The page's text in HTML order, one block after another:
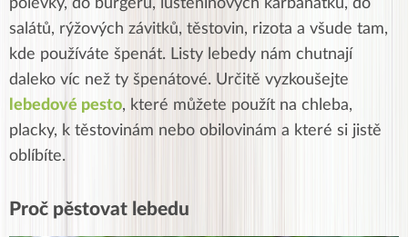
polévky, do burgerů, luštěninových karbanátků, do
salátů, rýžových závitků, těstovin, rizota a všude tam,
kde používáte špenát. Listy lebedy nám chutnají
daleko víc než ty špenátové. Určitě vyzkoušejte
lebedové pesto, které můžete použít na chleba,
placky, k těstovinám nebo obilovinám a které si jistě
oblíbíte.
Proč pěstovat lebedu